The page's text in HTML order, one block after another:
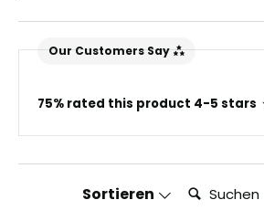
Our Customers Say
75% rated this product 4-5 stars
Sortieren Suchen: